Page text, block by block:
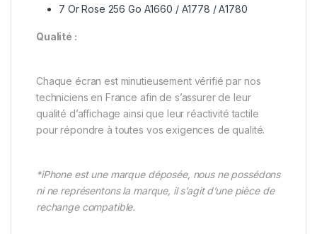
7 Or Rose 256 Go A1660 / A1778 / A1780
Qualité :
Chaque écran est minutieusement vérifié par nos
techniciens en France afin de s’assurer de leur
qualité d’affichage ainsi que leur réactivité tactile
pour répondre à toutes vos exigences de qualité.
*iPhone est une marque déposée, nous ne possédons
ni ne représentons la marque, il s’agit d’une pièce de
rechange compatible.